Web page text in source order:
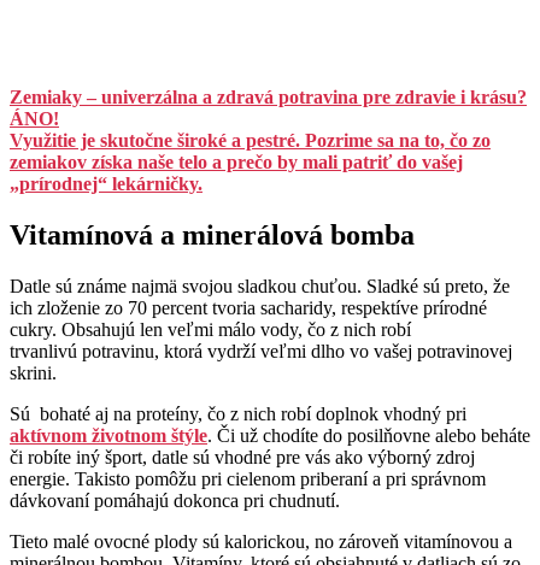
Zemiaky – univerzálna a zdravá potravina pre zdravie i krásu?
ÁNO!
Využitie je skutočne široké a pestré. Pozrime sa na to, čo zo
zemiakov získa naše telo a prečo by mali patriť do vašej
„prírodnej“ lekárničky.
Vitamínová a minerálová bomba
Datle sú známe najmä svojou sladkou chuťou. Sladké sú preto, že
ich zloženie zo 70 percent tvoria sacharidy, respektíve prírodné
cukry. Obsahujú len veľmi málo vody, čo z nich robí
trvanlivú potravinu, ktorá vydrží veľmi dlho vo vašej potravinovej
skrini.
Sú bohaté aj na proteíny, čo z nich robí doplnok vhodný pri
aktívnom životnom štýle. Či už chodíte do posilňovne alebo beháte
či robíte iný šport, datle sú vhodné pre vás ako výborný zdroj
energie. Takisto pomôžu pri cielenom priberaní a pri správnom
dávkovaní pomáhajú dokonca pri chudnutí.
Tieto malé ovocné plody sú kalorickou, no zároveň vitamínovou a